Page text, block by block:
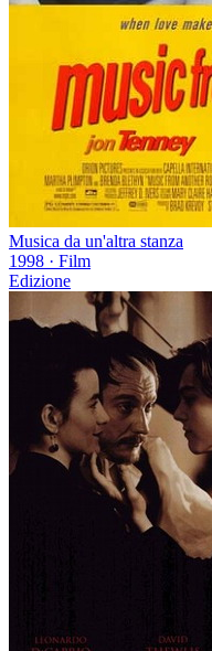
Musica da un'altra stanza
1998 · Film
Edizione